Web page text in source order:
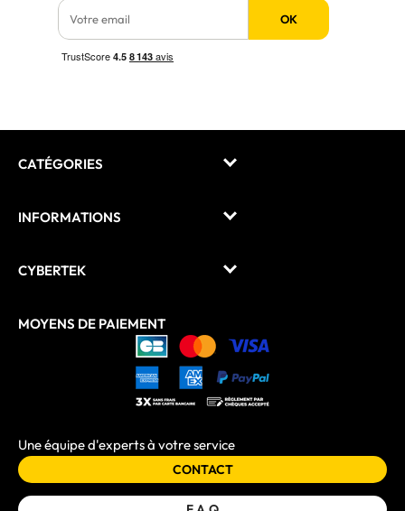
OK
CATÉGORIES
INFORMATIONS
CYBERTEK
MOYENS DE PAIEMENT
Une équipe d'experts à votre service
CONTACT